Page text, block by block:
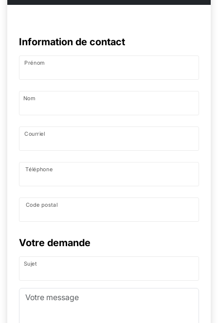
Information de contact
Prénom
Nom
Courriel
Téléphone
Code postal
Votre demande
Sujet